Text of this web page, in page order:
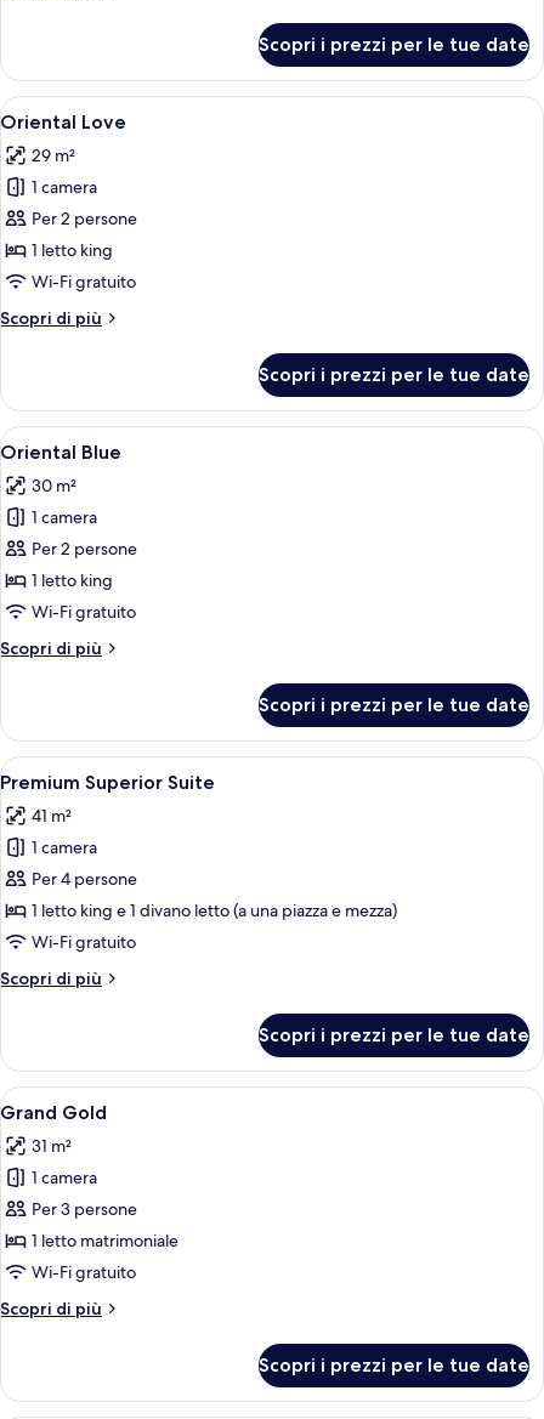
Premium
Scopri i prezzi per le tue date
Apri
tutte
le
foto
per
Oriental
Love
Una camera d'albergo moderna
3
Oriental Love
29 m²
1 camera
Per 2 persone
1 letto king
Wi-Fi gratuito
Scopri di più
Altri
Love
Scopri i prezzi per le tue date
Apri
tutte
le
foto
per
Oriental
Blue
Oriental Blue | Minibar, una
3
Oriental Blue
30 m²
1 camera
Per 2 persone
1 letto king
Wi-Fi gratuito
Scopri di più
Altri
Blue
Scopri i prezzi per le tue date
Apri
tutte
le
foto
per
Premium
Superior
Un letto rotondo con un vassoio di
3
Premium Superior Suite
41 m²
1 camera
Per 4 persone
1 letto king e 1 divano letto (a una piazza e mezza)
Wi-Fi gratuito
Scopri di più
Altri
Superior
Suite
Scopri i prezzi per le tue date
Apri
tutte
le
foto
per
Grand
Gold
Una camera d'albergo con un letto
3
Grand Gold
31 m²
1 camera
Per 3 persone
1 letto matrimoniale
Wi-Fi gratuito
Scopri di più
Altri
Gold
Scopri i prezzi per le tue date